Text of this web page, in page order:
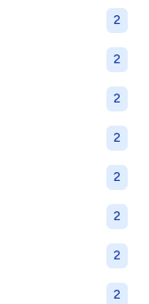
2
2
2
2
2
2
2
2